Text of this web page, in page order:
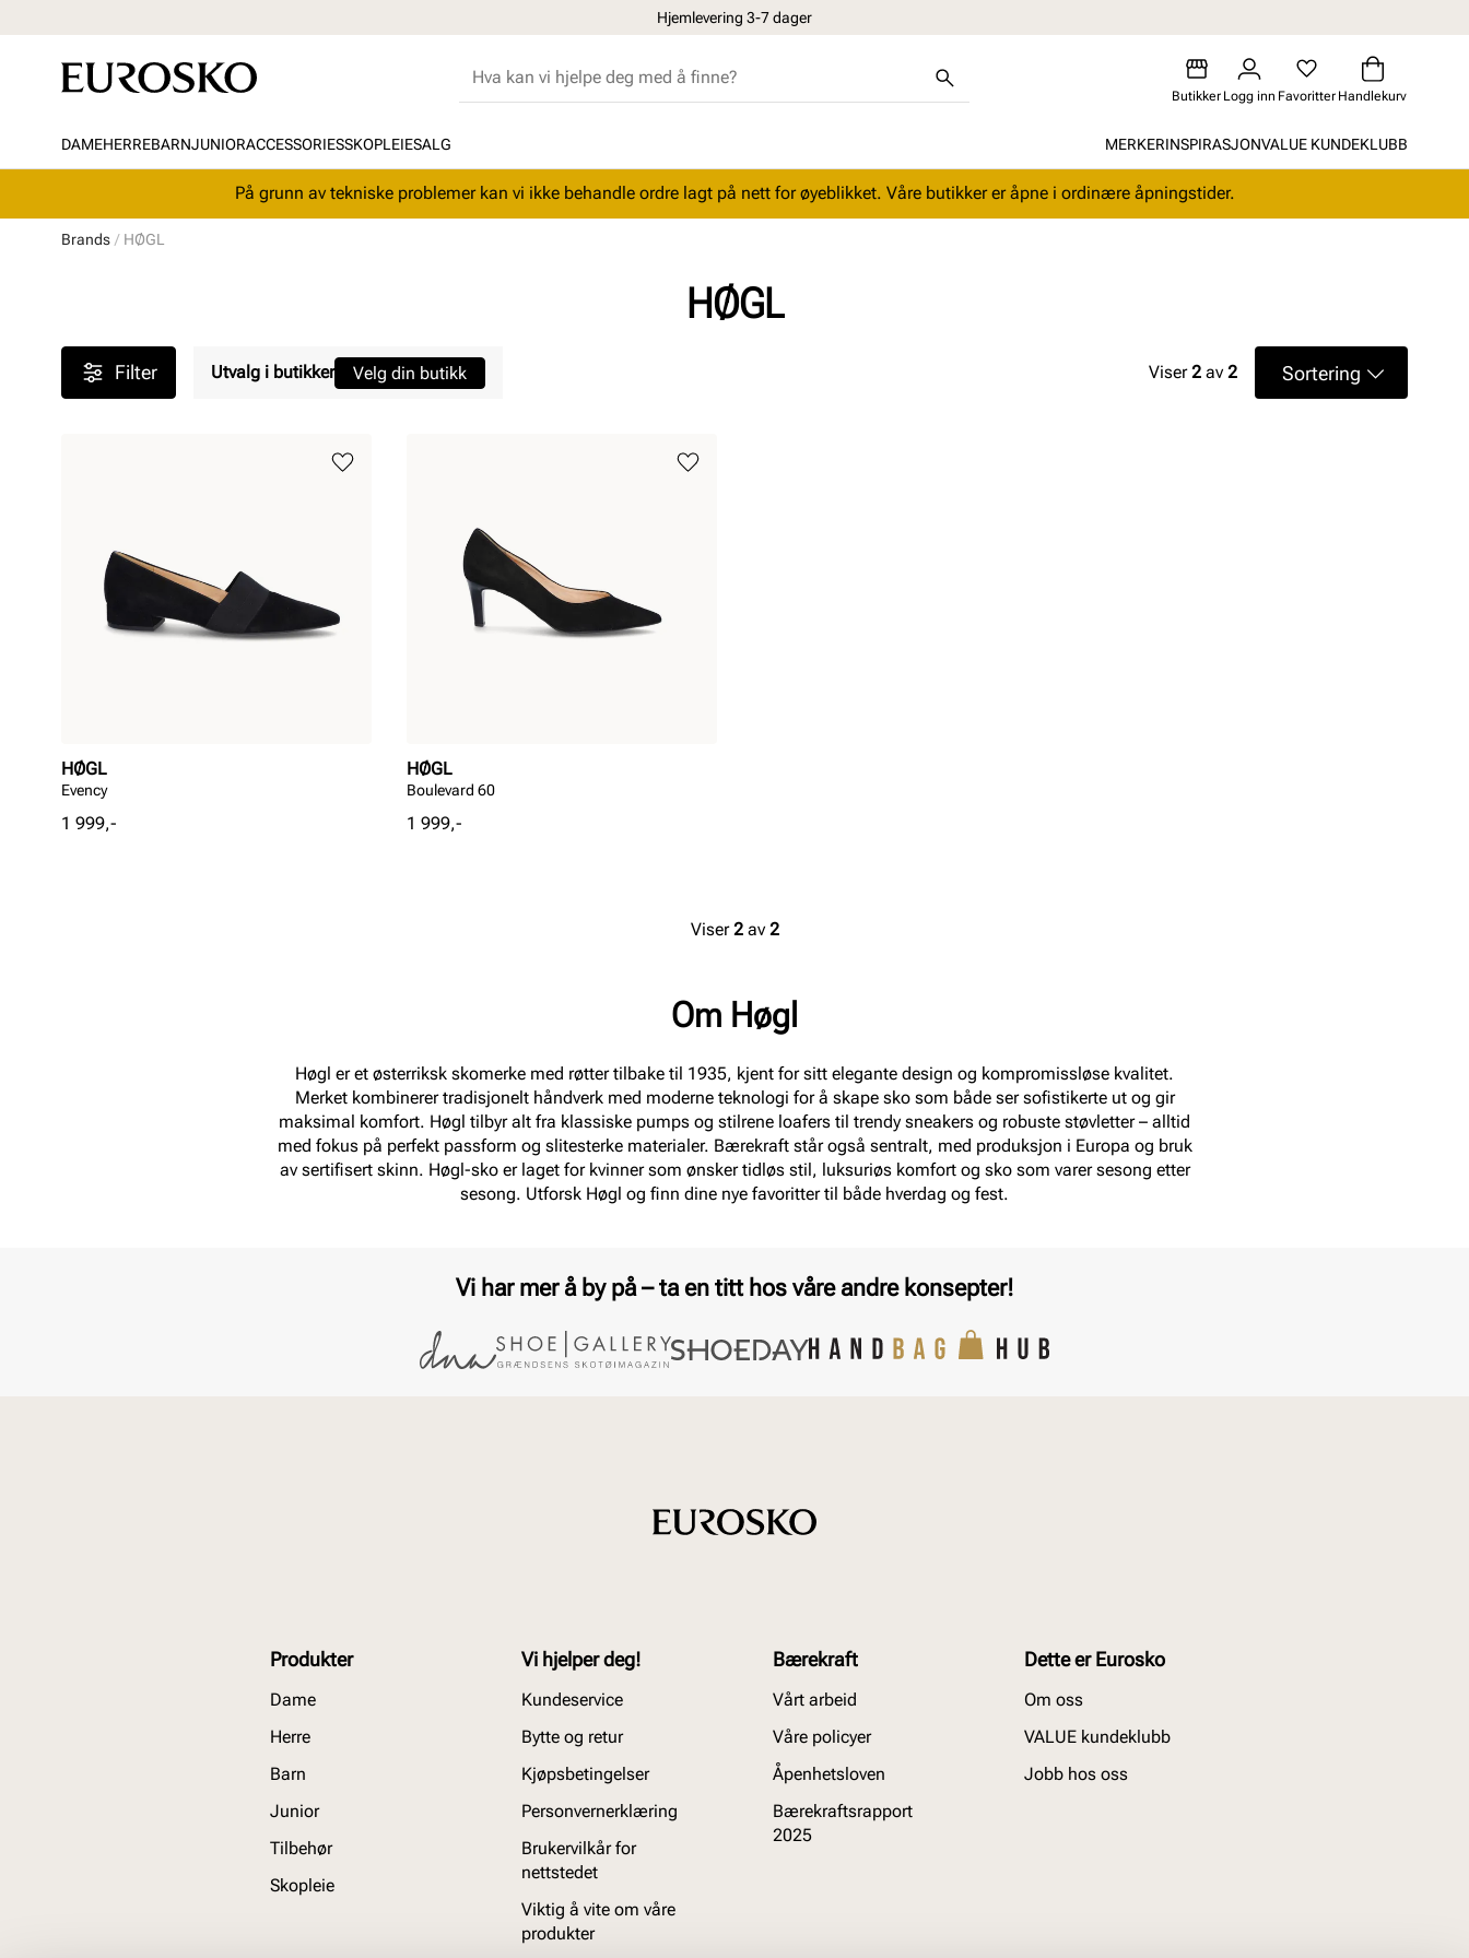
Hjemlevering 3-7 dager
Butikker Logg inn Favoritter Handlekurv
DAMEHERREBARNJUNIORACCESSORIESSKOPLEIESALG MERKERINSPIRASJONVALUE KUNDEKLUBB
På grunn av tekniske problemer kan vi ikke behandle ordre lagt på nett for øyeblikket. Våre butikker er åpne i ordinære åpningstider.
Brands HØGL
HØGL
Filter Utvalg i butikker Velg din butikk Viser2 av 2 Sortering
HØGL
Evency
Pris
1 999,-
HØGL
Boulevard 60
Pris
1 999,-
Viser2av 2
Om Høgl
Høgl er et østerriksk skomerke med røtter tilbake til 1935, kjent for sitt elegante design og kompromissløse kvalitet.
Merket kombinerer tradisjonelt håndverk med moderne teknologi for å skape sko som både ser sofistikerte ut og gir
maksimal komfort. Høgl tilbyr alt fra klassiske pumps og stilrene loafers til trendy sneakers og robuste støvletter – alltid
med fokus på perfekt passform og slitesterke materialer. Bærekraft står også sentralt, med produksjon i Europa og bruk
av sertifisert skinn. Høgl-sko er laget for kvinner som ønsker tidløs stil, luksuriøs komfort og sko som varer sesong etter
sesong. Utforsk Høgl og finn dine nye favoritter til både hverdag og fest.
Vi har mer å by på – ta en titt hos våre andre konsepter!
Produkter
Dame
Herre
Barn
Junior
Tilbehør
Skopleie
Vi hjelper deg!
Kundeservice
Bytte og retur
Kjøpsbetingelser
Personvernerklæring
Brukervilkår for
nettstedet
Viktig å vite om våre
produkter
Bærekraft
Vårt arbeid
Våre policyer
Åpenhetsloven
Bærekraftsrapport
2025
Dette er Eurosko
Om oss
VALUE kundeklubb
Jobb hos oss